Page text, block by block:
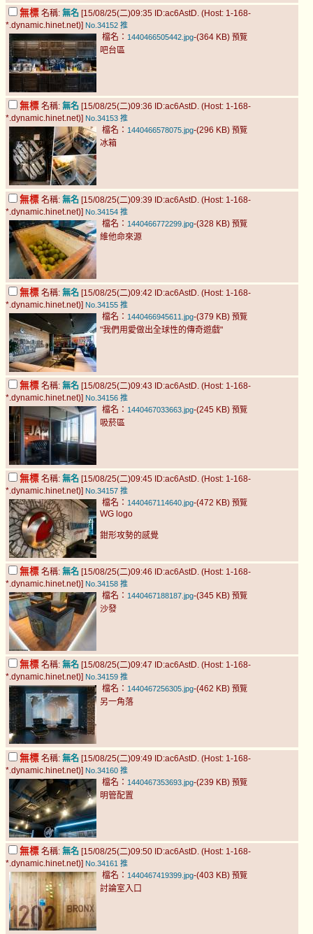
無標 名稱: 無名 [15/08/25(二)09:35 ID:ac6AstD. (Host: 1-168-
*.dynamic.hinet.net)] No.34152 推
檔名： 1440466505442.jpg-(364 KB) 預覽
吧台區
無標 名稱: 無名 [15/08/25(二)09:36 ID:ac6AstD. (Host: 1-168-
*.dynamic.hinet.net)] No.34153 推
檔名： 1440466578075.jpg-(296 KB) 預覽
冰箱
無標 名稱: 無名 [15/08/25(二)09:39 ID:ac6AstD. (Host: 1-168-
*.dynamic.hinet.net)] No.34154 推
檔名： 1440466772299.jpg-(328 KB) 預覽
維他命來源
無標 名稱: 無名 [15/08/25(二)09:42 ID:ac6AstD. (Host: 1-168-
*.dynamic.hinet.net)] No.34155 推
檔名： 1440466945611.jpg-(379 KB) 預覽
"我們用愛做出全球性的傳奇遊戲"
無標 名稱: 無名 [15/08/25(二)09:43 ID:ac6AstD. (Host: 1-168-
*.dynamic.hinet.net)] No.34156 推
檔名： 1440467033663.jpg-(245 KB) 預覽
吸菸區
無標 名稱: 無名 [15/08/25(二)09:45 ID:ac6AstD. (Host: 1-168-
*.dynamic.hinet.net)] No.34157 推
檔名： 1440467114640.jpg-(472 KB) 預覽
WG logo
鉗形攻勢的感覺
無標 名稱: 無名 [15/08/25(二)09:46 ID:ac6AstD. (Host: 1-168-
*.dynamic.hinet.net)] No.34158 推
檔名： 1440467188187.jpg-(345 KB) 預覽
沙發
無標 名稱: 無名 [15/08/25(二)09:47 ID:ac6AstD. (Host: 1-168-
*.dynamic.hinet.net)] No.34159 推
檔名： 1440467256305.jpg-(462 KB) 預覽
另一角落
無標 名稱: 無名 [15/08/25(二)09:49 ID:ac6AstD. (Host: 1-168-
*.dynamic.hinet.net)] No.34160 推
檔名： 1440467353693.jpg-(239 KB) 預覽
明管配置
無標 名稱: 無名 [15/08/25(二)09:50 ID:ac6AstD. (Host: 1-168-
*.dynamic.hinet.net)] No.34161 推
檔名： 1440467419399.jpg-(403 KB) 預覽
討論室入口